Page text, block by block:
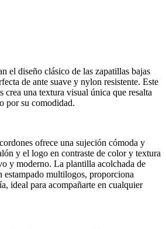
el diseño clásico de las zapatillas bajas
de ante suave y nylon resistente. Este
crea una textura visual única que resalta
por su comodidad.
ofrece una sujeción cómoda y
y el logo en contraste de color y textura
y moderno. La plantilla acolchada de
estampado multilogos, proporciona
ideal para acompañarte en cualquier